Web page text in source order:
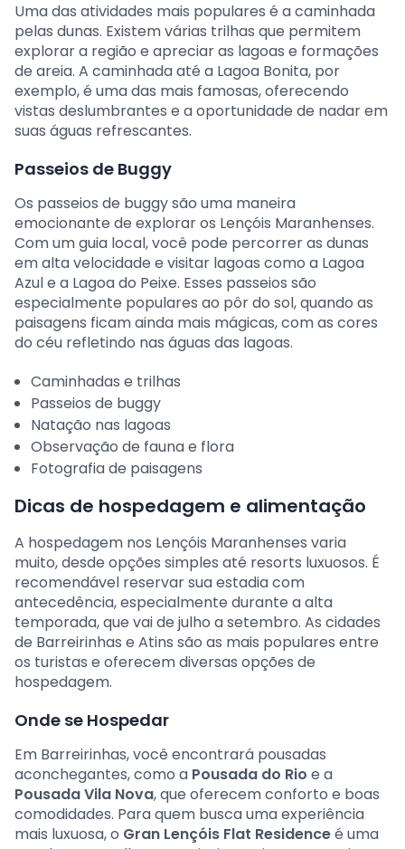
Uma das atividades mais populares é a caminhada
pelas dunas. Existem várias trilhas que permitem
explorar a região e apreciar as lagoas e formações
de areia. A caminhada até a Lagoa Bonita, por
exemplo, é uma das mais famosas, oferecendo
vistas deslumbrantes e a oportunidade de nadar em
suas águas refrescantes.
Passeios de Buggy
Os passeios de buggy são uma maneira
emocionante de explorar os Lençóis Maranhenses.
Com um guia local, você pode percorrer as dunas
em alta velocidade e visitar lagoas como a Lagoa
Azul e a Lagoa do Peixe. Esses passeios são
especialmente populares ao pôr do sol, quando as
paisagens ficam ainda mais mágicas, com as cores
do céu refletindo nas águas das lagoas.
Caminhadas e trilhas
Passeios de buggy
Natação nas lagoas
Observação de fauna e flora
Fotografia de paisagens
Dicas de hospedagem e alimentação
A hospedagem nos Lençóis Maranhenses varia
muito, desde opções simples até resorts luxuosos. É
recomendável reservar sua estadia com
antecedência, especialmente durante a alta
temporada, que vai de julho a setembro. As cidades
de Barreirinhas e Atins são as mais populares entre
os turistas e oferecem diversas opções de
hospedagem.
Onde se Hospedar
Em Barreirinhas, você encontrará pousadas
aconchegantes, como a Pousada do Rio e a
Pousada Vila Nova, que oferecem conforto e boas
comodidades. Para quem busca uma experiência
mais luxuosa, o Gran Lençóis Flat Residenceé uma